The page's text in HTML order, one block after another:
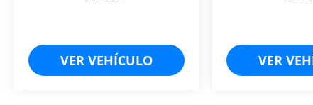
VER VEHÍCULO VER